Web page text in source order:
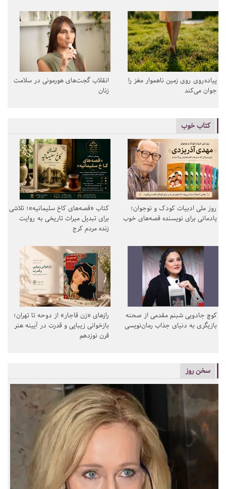
پیاده‌روی روی زمین ناهموار مغز را
جوان می‌کند
انقلاب گجت‌های هورمونی در سلامت
زنان
کتاب خوب
روز ملی ادبیات کودک و نوجوان؛
یادمانی برای نویسنده قصه‌های خوب
کتاب «قصه‌های کاخ سلیمانیه»؛ تلاشی
برای تبدیل میراث تاریخی به روایت
زنده مردم کرج
کوچ جادویی شبنم مقدمی از صحنه
بازیگری به دنیای جذاب رمان‌نویسی
رازهای «زن قاجار» از دوحه تا تهران؛
بازخوانی زیبایی و قدرت در آیینه هنر
قرن نوزدهم
سخن روز